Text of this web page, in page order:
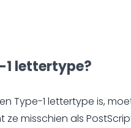
1 lettertype?
Type-1 lettertype is,
misschien als